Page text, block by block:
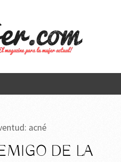
acné
DE LA